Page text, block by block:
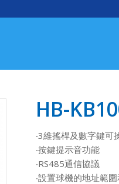
HB-
‧3維搖桿及數字鍵可
‧按鍵提示音功能
‧RS485通信協議
‧設置球機的地址範